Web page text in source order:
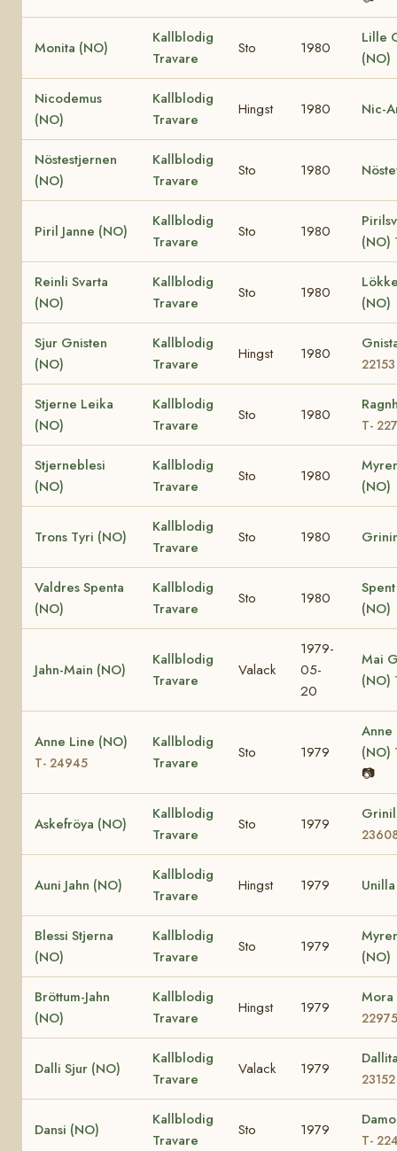
Monita (NO)
Kallblodig
Travare
Sto 1980
Lille
(NO)
Nicodemus
(NO)
Kallblodig
Travare
Hingst 1980 Nic-
Nöstestjernen
(NO)
Kallblodig
Travare
Sto 1980
Piril Janne (NO)
Kallblodig
Travare
Sto 1980
(NO)
Reinli Svarta
(NO)
Kallblodig
Travare
Sto 1980
(NO)
Sjur Gnisten
(NO)
Kallblodig
Travare
Hingst 1980
22153
Stjerne Leika
(NO)
Kallblodig
Travare
Sto 1980
T-
Stjerneblesi
(NO)
Kallblodig
Travare
Sto 1980
(NO)
Trons Tyri (NO)
Kallblodig
Travare
Sto 1980
Valdres Spenta
(NO)
Kallblodig
Travare
Sto 1980
(NO)
Jahn-Main (NO)
Kallblodig
Travare
Valack
1979-
05-
20
Mai
(NO)
Anne Line (NO)
T- 24945
Kallblodig
Travare
Sto 1979
Anne
(NO)
📷
Askefröya (NO)
Kallblodig
Travare
Sto 1979
Auni Jahn (NO)
Kallblodig
Travare
Hingst 1979
Blessi Stjerna
(NO)
Kallblodig
Travare
Sto 1979
(NO)
Bröttum-Jahn
(NO)
Kallblodig
Travare
Hingst 1979
22975
Dalli Sjur (NO)
Kallblodig
Travare
Valack 1979
23152
Dansi (NO)
Kallblodig
Travare
Sto 1979
T-